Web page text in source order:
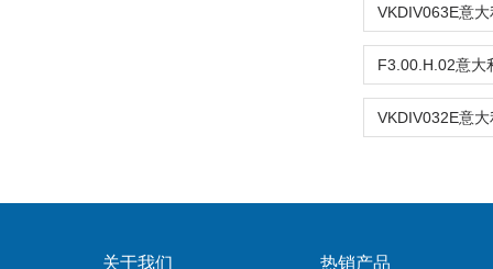
关于我们 热销产品